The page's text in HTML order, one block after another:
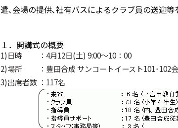
遣､会場の提供､社有バスによるクラブ員の送迎等
１．開講式の概要
1)日時
：4月12日(土) 9:00～10：00
2)場所
：豊田合成 サンコートイースト101･102
3)出席者数 ：117名